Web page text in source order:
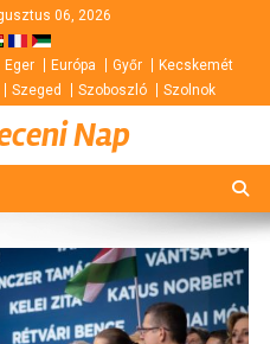
06, 2026
Eger Európa Győr
Kecskemét
Szeged Szoboszló Szolnok
Nap